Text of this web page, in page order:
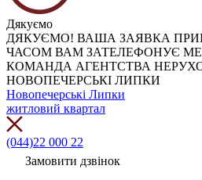
Дякуємо
ДЯКУЄМО! ВАША ЗАЯВКА
ЧАСОМ ВАМ ЗАТЕЛЕФОНУЄ
КОМАНДА АГЕНТСТВА
НОВОПЕЧЕРСЬКІ ЛИПКИ
Новопечерські Липки
житловий квартал
(044)22 000 22
Замовити дзвінок